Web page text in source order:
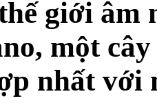
giới
một
nhất với